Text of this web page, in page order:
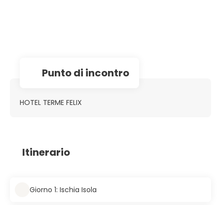
Punto di incontro
HOTEL TERME FELIX
Itinerario
Giorno 1: Ischia Isola